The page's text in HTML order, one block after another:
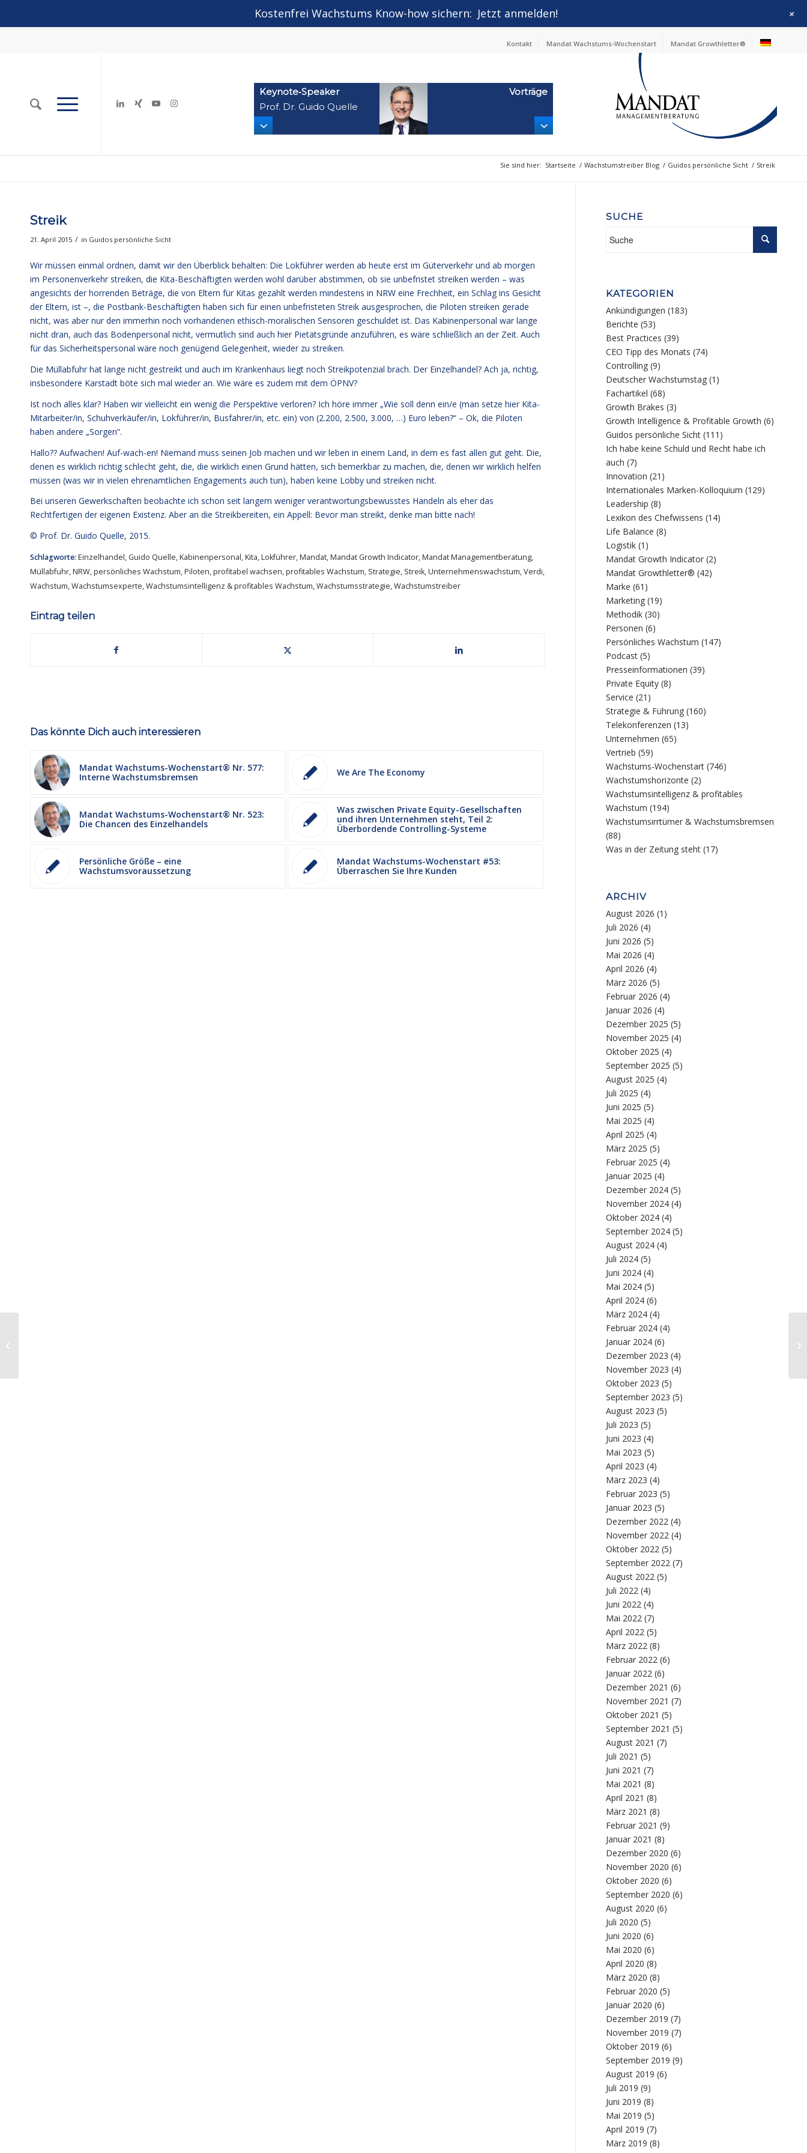
Kontakt Mandat Wachstums-Wochenstart Mandat Growthletter®
Keynote‑Speaker
Prof. Dr. Guido Quelle
Vorträge
Sie sind hier: Startseite / Wachstumstreiber Blog / Guidos persönliche Sicht / Streik
Streik
21. April 2015 / in Guidos persönliche Sicht
Wir müssen einmal ordnen, damit wir den Überblick behalten: Die Lokführer werden ab heute erst im Güterverkehr und ab morgen
im Personenverkehr streiken, die Kita-Beschäftigten werden wohl darüber abstimmen, ob sie unbefristet streiken werden – was
angesichts der horrenden Beträge, die von Eltern für Kitas gezahlt werden mindestens in NRW eine Frechheit, ein Schlag ins Gesicht
der Eltern, ist –, die Postbank-Beschäftigten haben sich für einen unbefristeten Streik ausgesprochen, die Piloten streiken gerade
nicht, was aber nur den immerhin noch vorhandenen ethisch-moralischen Sensoren geschuldet ist. Das Kabinenpersonal war lange
nicht dran, auch das Bodenpersonal nicht, vermutlich sind auch hier Pietätsgründe anzuführen, es wäre schließlich an der Zeit. Auch
für das Sicherheitspersonal wäre noch genügend Gelegenheit, wieder zu streiken.
Die Müllabfuhr hat lange nicht gestreikt und auch im Krankenhaus liegt noch Streikpotenzial brach. Der Einzelhandel? Ach ja, richtig,
insbesondere Karstadt böte sich mal wieder an. Wie wäre es zudem mit dem ÖPNV?
Ist noch alles klar? Haben wir vielleicht ein wenig die Perspektive verloren? Ich höre immer „Wie soll denn ein/e (man setze hier Kita-
Mitarbeiter/in, Schuhverkäufer/in, Lokführer/in, Busfahrer/in, etc. ein) von (2.200, 2.500, 3.000, …) Euro leben?“ – Ok, die Piloten
haben andere „Sorgen“.
Hallo?? Aufwachen! Auf-wach-en! Niemand muss seinen Job machen und wir leben in einem Land, in dem es fast allen gut geht. Die,
denen es wirklich richtig schlecht geht, die, die wirklich einen Grund hätten, sich bemerkbar zu machen, die, denen wir wirklich helfen
müssen (was wir in vielen ehrenamtlichen Engagements auch tun), haben keine Lobby und streiken nicht.
Bei unseren Gewerkschaften beobachte ich schon seit langem weniger verantwortungsbewusstes Handeln als eher das
Rechtfertigen der eigenen Existenz. Aber an die Streikbereiten, ein Appell: Bevor man streikt, denke man bitte nach!
© Prof. Dr. Guido Quelle, 2015.
Schlagworte: Einzelhandel, Guido Quelle,Kabinenpersonal,Kita,Lokführer,Mandat,Mandat Growth Indicator,Mandat Managementberatung,
Müllabfuhr,NRW,persönliches Wachstum,Piloten,profitabel wachsen,profitables Wachstum, Strategie, Streik,Unternehmenswachstum,Verdi,
Wachstum,Wachstumsexperte,Wachstumsintelligenz & profitables Wachstum,Wachstumsstrategie,Wachstumstreiber
Eintrag teilen
Das könnte Dich auch interessieren
Mandat Wachstums-Wochenstart® Nr. 577:
Interne Wachstumsbremsen
We Are The Economy
Mandat Wachstums-Wochenstart® Nr. 523:
Die Chancen des Einzelhandels
Was zwischen Private Equity-Gesellschaften
und ihren Unternehmen steht, Teil 2:
Überbordende Controlling-Systeme
Persönliche Größe – eine
Wachstumsvoraussetzung
Mandat Wachstums-Wochenstart #53:
Überraschen Sie Ihre Kunden
SUCHE
KATEGORIEN
Ankündigungen (183)
Berichte (53)
Best Practices (39)
CEO Tipp des Monats (74)
Controlling (9)
Deutscher Wachstumstag (1)
Fachartikel (68)
Growth Brakes (3)
Growth Intelligence & Profitable Growth (6)
Guidos persönliche Sicht (111)
Ich habe keine Schuld und Recht habe ich
auch (7)
Innovation (21)
Internationales Marken-Kolloquium (129)
Leadership (8)
Lexikon des Chefwissens (14)
Life Balance (8)
Logistik (1)
Mandat Growth Indicator (2)
Mandat Growthletter® (42)
Marke (61)
Marketing (19)
Methodik (30)
Personen (6)
Persönliches Wachstum (147)
Podcast (5)
Presseinformationen (39)
Private Equity (8)
Service (21)
Strategie & Führung (160)
Telekonferenzen (13)
Unternehmen (65)
Vertrieb (59)
Wachstums-Wochenstart (746)
Wachstumshorizonte (2)
Wachstumsintelligenz & profitables
Wachstum (194)
Wachstumsirrtümer & Wachstumsbremsen
(88)
Was in der Zeitung steht (17)
ARCHIV
August 2026 (1)
Juli 2026 (4)
Juni 2026 (5)
Mai 2026 (4)
April 2026 (4)
März 2026 (5)
Februar 2026 (4)
Januar 2026 (4)
Dezember 2025 (5)
November 2025 (4)
Oktober 2025 (4)
September 2025 (5)
August 2025 (4)
Juli 2025 (4)
Juni 2025 (5)
Mai 2025 (4)
April 2025 (4)
März 2025 (5)
Februar 2025 (4)
Januar 2025 (4)
Dezember 2024 (5)
November 2024 (4)
Oktober 2024 (4)
September 2024 (5)
August 2024 (4)
Juli 2024 (5)
Juni 2024 (4)
Mai 2024 (5)
April 2024 (6)
März 2024 (4)
Februar 2024 (4)
Januar 2024 (6)
Dezember 2023 (4)
November 2023 (4)
Oktober 2023 (5)
September 2023 (5)
August 2023 (5)
Juli 2023 (5)
Juni 2023 (4)
Mai 2023 (5)
April 2023 (4)
März 2023 (4)
Februar 2023 (5)
Januar 2023 (5)
Dezember 2022 (4)
November 2022 (4)
Oktober 2022 (5)
September 2022 (7)
August 2022 (5)
Juli 2022 (4)
Juni 2022 (4)
Mai 2022 (7)
April 2022 (5)
März 2022 (8)
Februar 2022 (6)
Januar 2022 (6)
Dezember 2021 (6)
November 2021 (7)
Oktober 2021 (5)
September 2021 (5)
August 2021 (7)
Juli 2021 (5)
Juni 2021 (7)
Mai 2021 (8)
April 2021 (8)
März 2021 (8)
Februar 2021 (9)
Januar 2021 (8)
Dezember 2020 (6)
November 2020 (6)
Oktober 2020 (6)
September 2020 (6)
August 2020 (6)
Juli 2020 (5)
Juni 2020 (6)
Mai 2020 (6)
April 2020 (8)
März 2020 (8)
Februar 2020 (5)
Januar 2020 (6)
Dezember 2019 (7)
November 2019 (7)
Oktober 2019 (6)
September 2019 (9)
August 2019 (6)
Juli 2019 (9)
Juni 2019 (8)
Mai 2019 (5)
April 2019 (7)
März 2019 (8)
Kostenfrei Wachstums Know-how sichern: Jetzt anmelden! +